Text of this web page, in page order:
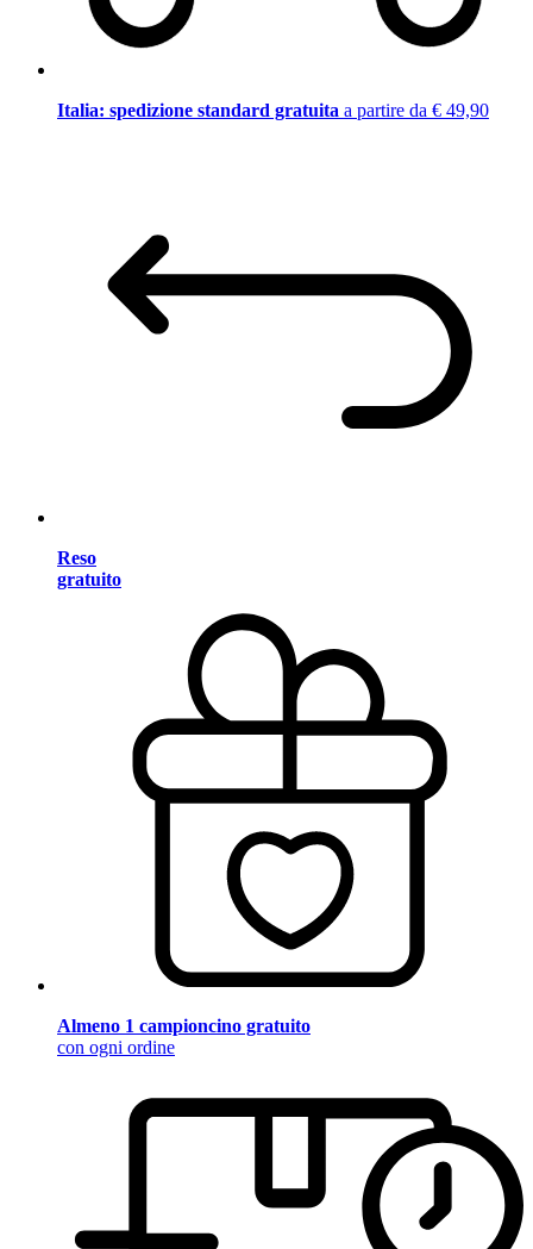
Italia: spedizione standard gratuita a partire da € 49,90
Reso
gratuito
Almeno 1 campioncino gratuito
con ogni ordine